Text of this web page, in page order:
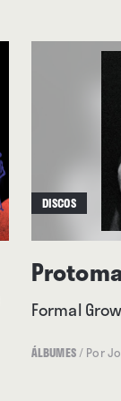
DISCOS
Formal
ÁLBUMES/ Por